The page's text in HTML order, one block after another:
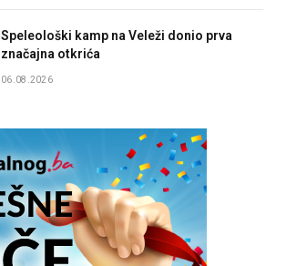
Speleološki kamp na Veleži donio prva
značajna otkrića
06.08.2026